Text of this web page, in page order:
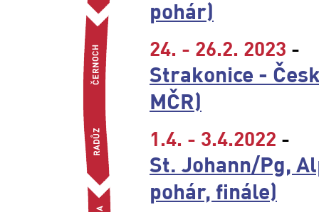
pohár)
24. - 26.2. 2023 -
Strakonice -
MČR)
1.4. - 3.4.2022 -
St. Johann/Pg,
pohár, finále)